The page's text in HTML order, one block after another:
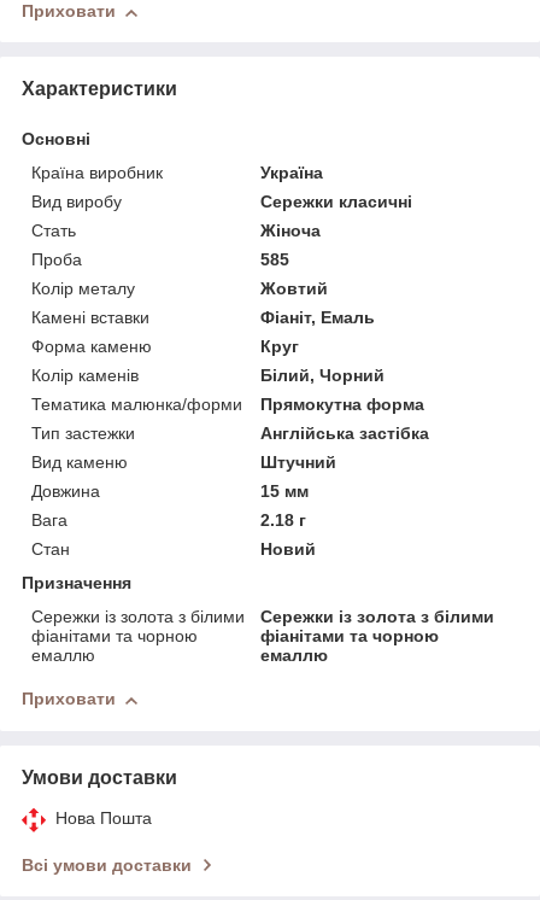
Приховати
Характеристики
Основні
Країна виробник
Україна
Вид виробу
Сережки класичні
Стать
Жіноча
Проба
585
Колір металу
Жовтий
Камені вставки
Фіаніт, Емаль
Форма каменю
Круг
Колір каменів
Білий, Чорний
Тематика малюнка/форми
Прямокутна форма
Тип застежки
Англійська застібка
Вид каменю
Штучний
Довжина
15 мм
Вага
2.18 г
Стан
Новий
Призначення
Сережки із золота з білими
фіанітами та чорною
емаллю
Сережки із золота з білими
фіанітами та чорною
емаллю
Приховати
Умови доставки
Нова Пошта
Всі умови доставки